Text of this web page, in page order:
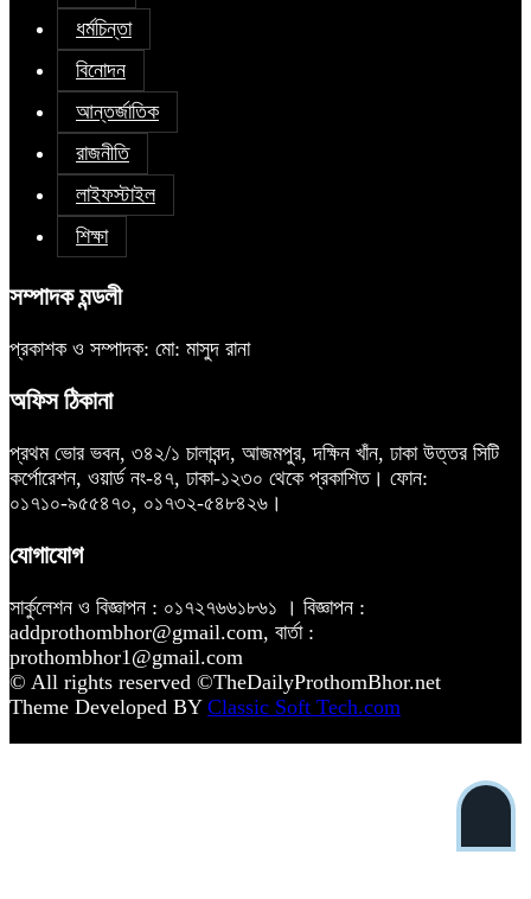
ধর্মচিন্তা
বিনোদন
আন্তর্জাতিক
রাজনীতি
লাইফস্টাইল
শিক্ষা
সম্পাদক মন্ডলী
প্রকাশক ও সম্পাদক: মো: মাসুদ রানা
অফিস ঠিকানা
প্রথম ভোর ভবন, ৩৪২/১ চালাবন্দ, আজমপুর, দক্ষিন খাঁন, ঢাকা উত্তর সিটি
কর্পোরেশন, ওয়ার্ড নং-৪৭, ঢাকা-১২৩০ থেকে প্রকাশিত। ফোন:
০১৭১০-৯৫৫৪৭০, ০১৭৩২-৫৪৮৪২৬।
যোগাযোগ
সার্কুলেশন ও বিজ্ঞাপন : ০১৭২৭৬৬১৮৬১ । বিজ্ঞাপন :
addprothombhor@gmail.com, বার্তা :
prothombhor1@gmail.com
© All rights reserved ©TheDailyProthomBhor.net
Theme Developed BY Classic Soft Tech.com